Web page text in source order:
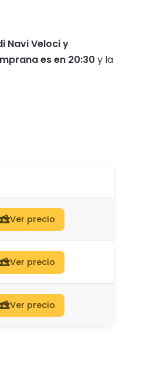
Navi Veloci y
es en 20:30 y la
Ver precio
Ver precio
Ver precio